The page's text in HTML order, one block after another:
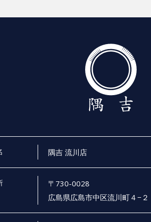
隅吉 流川店
〒730-0028
広島県広島市中区流川町４−２